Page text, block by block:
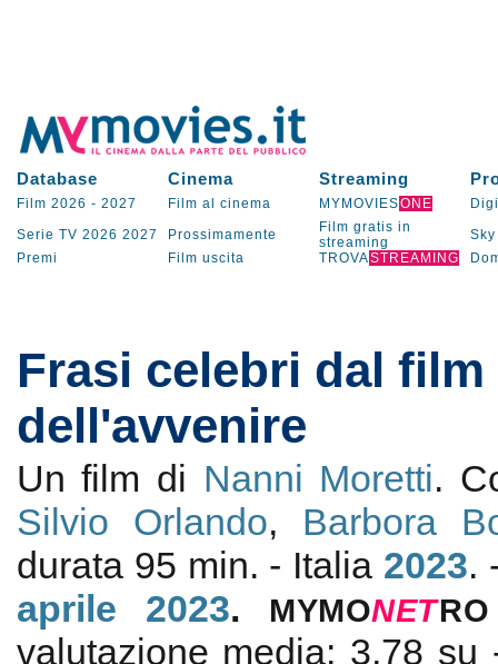
Database Cinema Streaming
Film 2026 - 2027 Film al cinema MYMOVIESONE
Serie TV 2026 2027 Prossimamente
Film gratis in
streaming
Sky
Premi
Film uscita TROVASTREAMING
Frasi celebri dal
dell'avvenire
Un film di Nanni Moretti.
Silvio Orlando, Barbora
durata 95 min. - Italia 2023.
aprile 2023. MYMONETRO
valutazione media: 3,78 su